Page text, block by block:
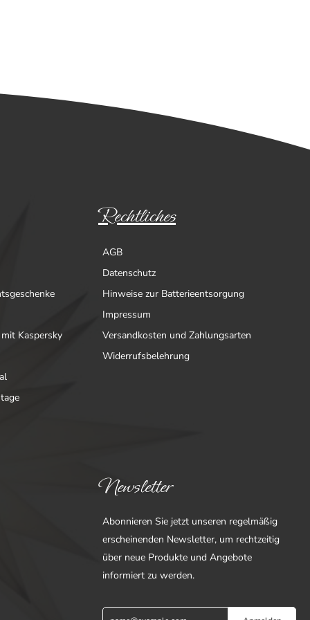
Kaspersky
Rechtliches
AGB
Datenschutz
Hinweise zur Batterieentsorgung
Impressum
Versandkosten und Zahlungsarten
Widerrufsbelehrung
Newsletter
Abonnieren Sie jetzt unseren regelmäßig
erscheinenden Newsletter, um rechtzeitig
über neue Produkte und Angebote
informiert zu werden.